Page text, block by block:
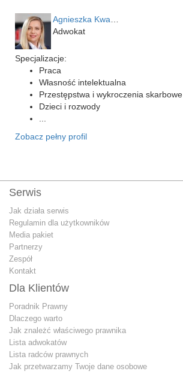
Agnieszka Kwapień
Adwokat
Specjalizacje:
Praca
Własność intelektualna
Przestępstwa i wykroczenia skarbowe
Dzieci i rozwody
...
Zobacz pełny profil
Serwis
Jak działa serwis
Regulamin dla użytkowników
Media pakiet
Partnerzy
Zespół
Kontakt
Dla Klientów
Poradnik Prawny
Dlaczego warto
Jak znależć właściwego prawnika
Lista adwokatów
Lista radców prawnych
Jak przetwarzamy Twoje dane osobowe